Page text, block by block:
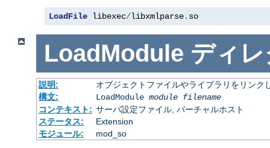
LoadFile libexec/libxmlparse. so
LoadModule ディ
説明:
オブジェクトファイルやライブラリをリン
構文:
LoadModule module filename
コンテキスト: サーバ設定ファイル, バーチャルホスト
ステータス:
Extension
モジュール:
mod_so